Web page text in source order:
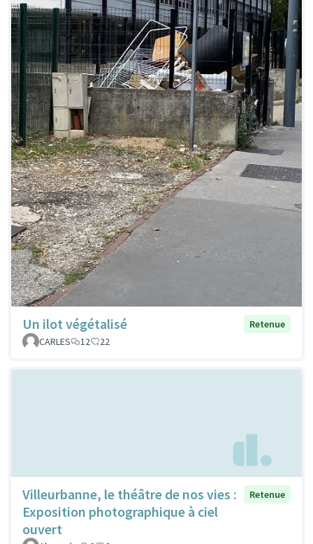
Un ilot végétalisé
Retenue
CARLES
12 22
Villeurbanne, le théâtre de nos vies :
Exposition photographique à ciel
ouvert
Retenue